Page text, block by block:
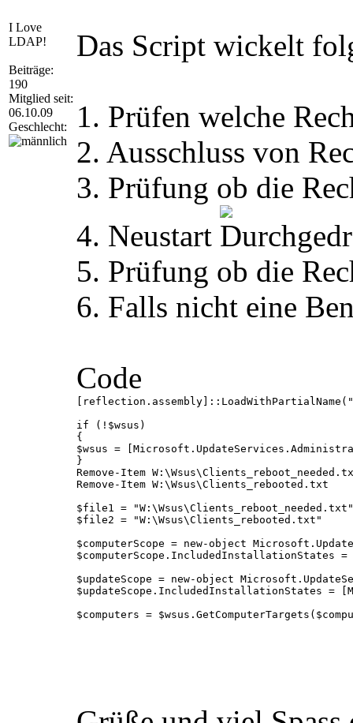
I Love
LDAP!
Beiträge:
190
Mitglied seit:
06.10.09
Geschlecht:
Das Script wickelt
1. Prüfen welche
2. Ausschluss von
3. Prüfung ob die
4. Neustart
5. Prüfung ob die
6. Falls nicht eine
Code
if (!$wsus)
{
$wsus =
}
Remove-Item
Remove-Item W:\Wsus\Clients_rebooted.txt
$file1 = "W:\Wsus\Clients_reboot_needed.txt"
$file2 = "W:\Wsus\Clients_rebooted.txt"
$computerScope = new-object
$computerScope.IncludedInstallationStates
$updateScope = new-object
$updateScope.IncludedInstallationStates =
$computers =